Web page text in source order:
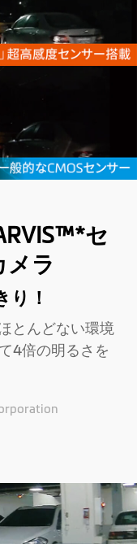
セ
メラ
り！
とんどない環境
4倍の明るさを